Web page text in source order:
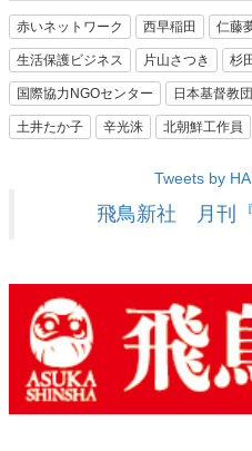
赤いネットワーク 西早稲田 仁藤
生活保護ビジネス 片山さつき 杉
国際協力NGOセンター 日本基督教団
土井たか子 辛光洙 北朝鮮工作員
Tweets by
飛鳥新社 月刊